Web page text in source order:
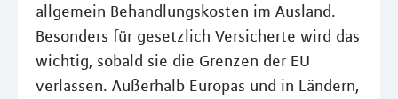
allgemein Behandlungskosten im Ausland.
Besonders für gesetzlich Versicherte wird das
wichtig, sobald sie die Grenzen der EU
verlassen. Außerhalb Europas und in Ländern,